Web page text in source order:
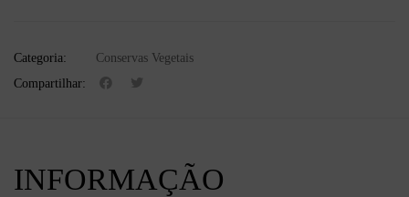
Categoria:
Conservas Vegetais
Compartilhar:
INFORMAÇÃO